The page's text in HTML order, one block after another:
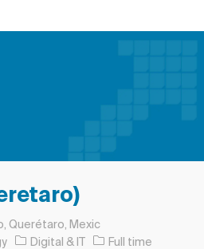
Querétaro, Mexic
Categorie
Digital & IT Tipul postului
Full time